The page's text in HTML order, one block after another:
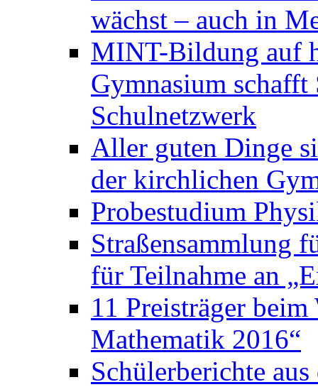
wächst – auch in
MINT-Bildung auf
Gymnasium
Schulnetzwerk
Aller guten Dinge
der kirchlichen
Probestudium
Straßensammlung
für Teilnahme an
11 Preisträger
Mathematik 2016“
Schülerberichte